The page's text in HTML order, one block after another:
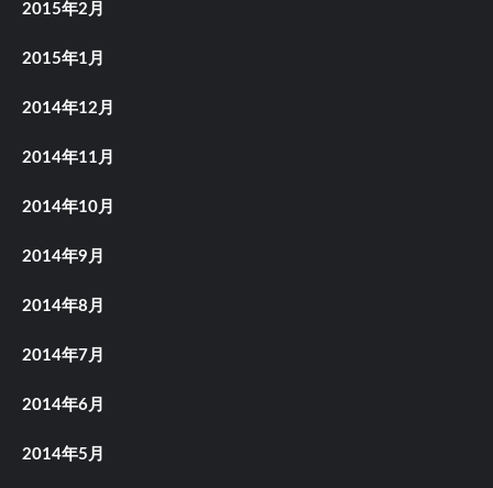
2015年2月
2015年1月
2014年12月
2014年11月
2014年10月
2014年9月
2014年8月
2014年7月
2014年6月
2014年5月